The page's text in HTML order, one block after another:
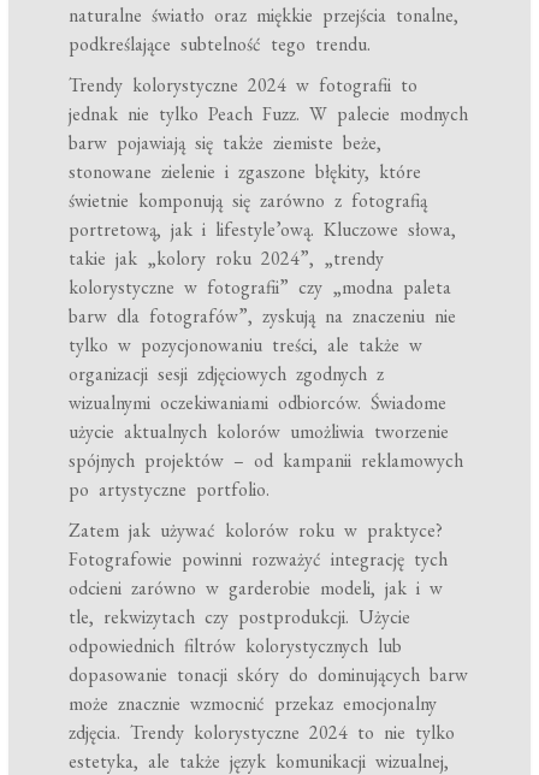
naturalne światło oraz miękkie przejścia tonalne,
podkreślające subtelność tego trendu.
Trendy kolorystyczne 2024 w fotografii to
jednak nie tylko Peach Fuzz. W palecie modnych
barw pojawiają się także ziemiste beże,
stonowane zielenie i zgaszone błękity, które
świetnie komponują się zarówno z fotografią
portretową, jak i lifestyle’ową. Kluczowe słowa,
takie jak „kolory roku 2024”, „trendy
kolorystyczne w fotografii” czy „modna paleta
barw dla fotografów”, zyskują na znaczeniu nie
tylko w pozycjonowaniu treści, ale także w
organizacji sesji zdjęciowych zgodnych z
wizualnymi oczekiwaniami odbiorców. Świadome
użycie aktualnych kolorów umożliwia tworzenie
spójnych projektów – od kampanii reklamowych
po artystyczne portfolio.
Zatem jak używać kolorów roku w praktyce?
Fotografowie powinni rozważyć integrację tych
odcieni zarówno w garderobie modeli, jak i w
tle, rekwizytach czy postprodukcji. Użycie
odpowiednich filtrów kolorystycznych lub
dopasowanie tonacji skóry do dominujących barw
może znacznie wzmocnić przekaz emocjonalny
zdjęcia. Trendy kolorystyczne 2024 to nie tylko
estetyka, ale także język komunikacji wizualnej,